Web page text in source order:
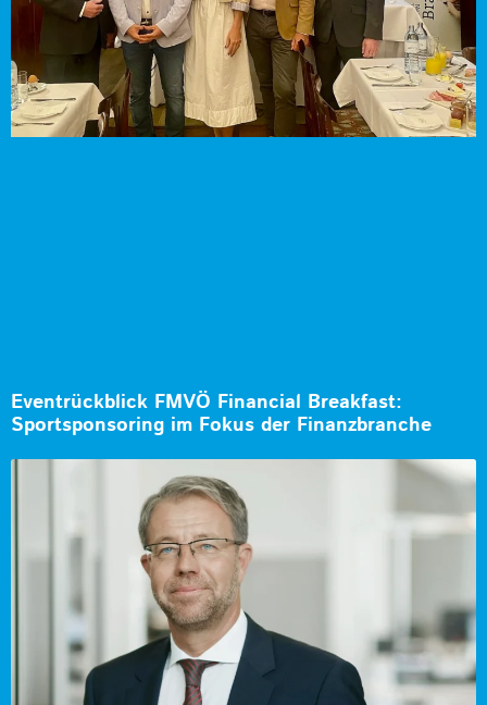
Eventrückblick FMVÖ Financial Breakfast:
Sportsponsoring im Fokus der Finanzbranche